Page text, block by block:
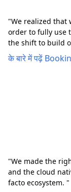
"We realized that
order to fully use
the shift to build
के बारे में पढ़ें
"We made the
and the cloud
facto ecosystem. "